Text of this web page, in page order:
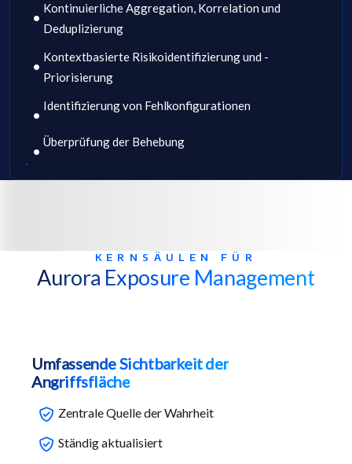
Kontinuierliche Aggregation, Korrelation und
Deduplizierung
Kontextbasierte Risikoidentifizierung und -
Priorisierung
Identifizierung von Fehlkonfigurationen
Überprüfung der Behebung
KERNSÄULEN FÜR
Aurora Exposure Management
Umfassende Sichtbarkeit der
Angriffsfläche
Zentrale Quelle der Wahrheit
Ständig aktualisiert